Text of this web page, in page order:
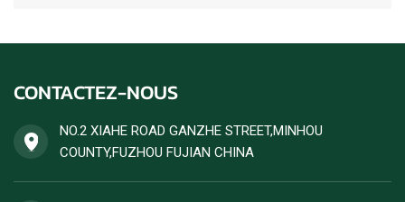
CONTACTEZ-NOUS
NO.2 XIAHE ROAD GANZHE STREET,MINHOU
COUNTY,FUZHOU FUJIAN CHINA